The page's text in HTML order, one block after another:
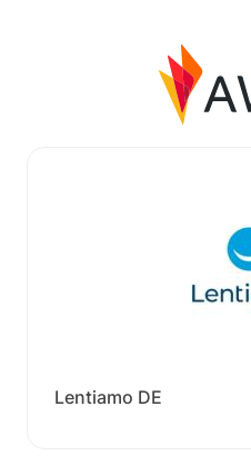
Lentiamo DE